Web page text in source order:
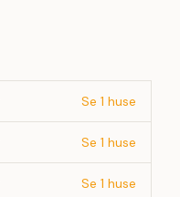
Se 1 huse
Se 1 huse
Se 1 huse